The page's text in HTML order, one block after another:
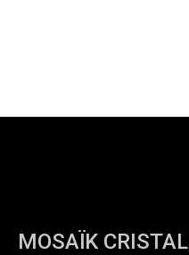
MOSAÏK